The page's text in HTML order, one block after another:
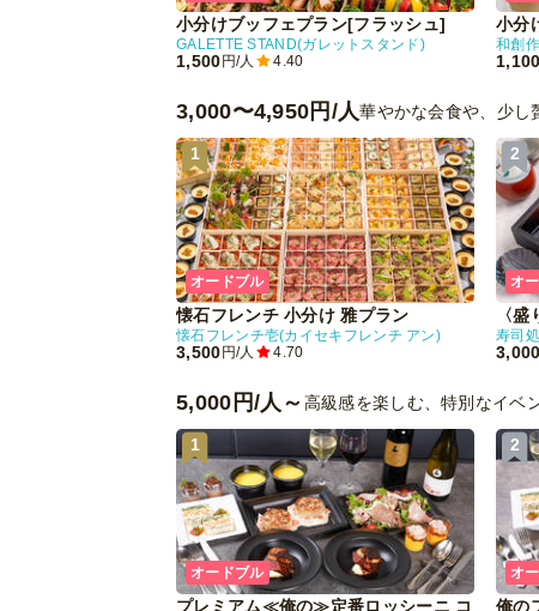
小分けブッフェプラン[フラッシュ]
GALETTE STAND(ガレットスタンド)
1,500円/人 4.40
小分
1,100
3,000〜4,950円/人華やかな会食や、少し
懐石フレンチ 小分け 雅プラン
懐石フレンチ壱(カイセキフレンチ アン)
3,500円/人 4.70
1
オードブル
〈
寿司
3,000
2
オ
5,000円/人～ 高級感を楽しむ、特別なイベ
プレミアム≪俺の≫定番ロッシーニ コ
1
オードブル
俺の
2
オ